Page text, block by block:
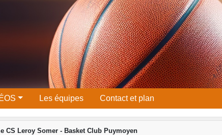
Les équipes Contact et plan
CS Leroy Somer - Basket Club Puymoyen